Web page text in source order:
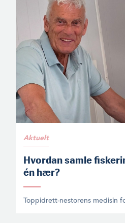
Aktuelt
Hvordan samle
én hær?
Toppidrett-nestorens medisin